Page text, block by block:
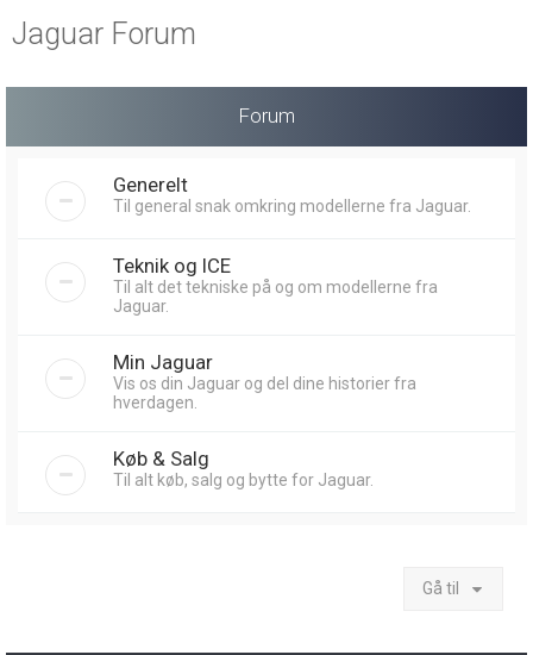
Jaguar Forum
Forum
Generelt
Til general snak omkring modellerne fra Jaguar.
Teknik og ICE
Til alt det tekniske på og om modellerne fra
Jaguar.
Min Jaguar
Vis os din Jaguar og del dine historier fra
hverdagen.
Køb & Salg
Til alt køb, salg og bytte for Jaguar.
Gå til